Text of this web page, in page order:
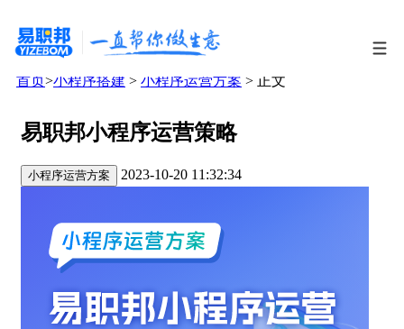
首页>小程序搭建 > 小程序运营方案 > 正文
易职邦小程序运营策略
小程序运营方案 2023-10-20 11:32:34